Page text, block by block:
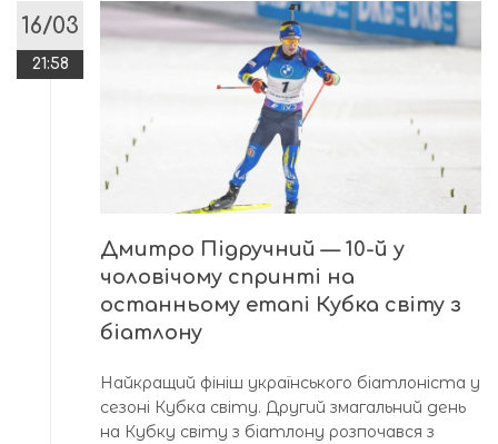
16/03
21:58
Дмитро Підручний — 10-й у
чоловічому спринті на
останньому етапі Кубка світу з
біатлону
Найкращий фініш українського біатлоніста у
сезоні Кубка світу. Другий змагальний день
на Кубку світу з біатлону розпочався з